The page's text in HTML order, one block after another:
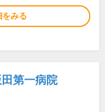
みる
第一病院